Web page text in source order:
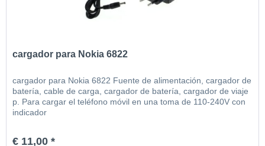
cargador para Nokia 6822
cargador para Nokia 6822 Fuente de alimentación, cargador de
batería, cable de carga, cargador de batería, cargador de viaje
p. Para cargar el teléfono móvil en una toma de 110-240V con
indicador
€ 11,00 *